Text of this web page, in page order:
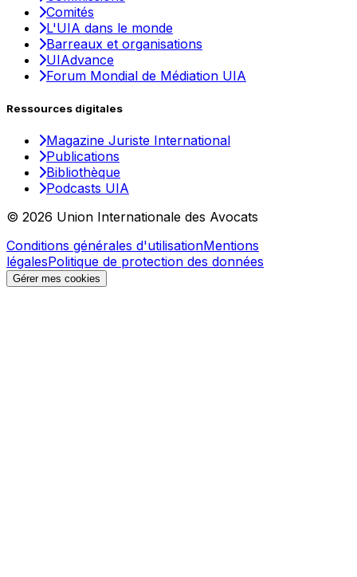
Comités
L'UIA dans le monde
Barreaux et organisations
UIAdvance
Forum Mondial de Médiation UIA
Ressources digitales
Magazine Juriste International
Publications
Bibliothèque
Podcasts UIA
© 2026 Union Internationale des Avocats
Conditions générales d'utilisationMentions
légalesPolitique de protection des données
Gérer mes cookies